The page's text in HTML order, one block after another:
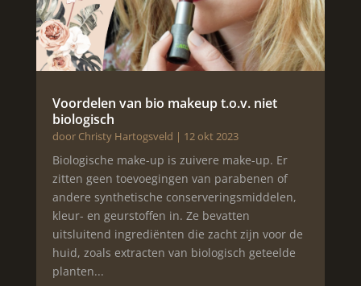
Voordelen van bio makeup t.o.v. niet
biologisch
door Christy Hartogsveld | 12 okt 2023
Biologische make-up is zuivere make-up. Er
zitten geen toevoegingen van parabenen of
andere synthetische conserveringsmiddelen,
kleur- en geurstoffen in. Ze bevatten
uitsluitend ingrediënten die zacht zijn voor de
huid, zoals extracten van biologisch geteelde
planten...